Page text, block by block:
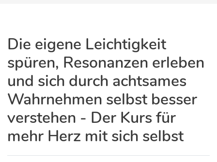
Die eigene Leichtigkeit
spüren, Resonanzen erleben
und sich durch achtsames
Wahrnehmen selbst besser
verstehen - Der Kurs für
mehr Herz mit sich selbst